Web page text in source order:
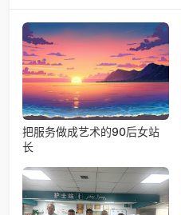
把服务做成艺术的90后女站
长